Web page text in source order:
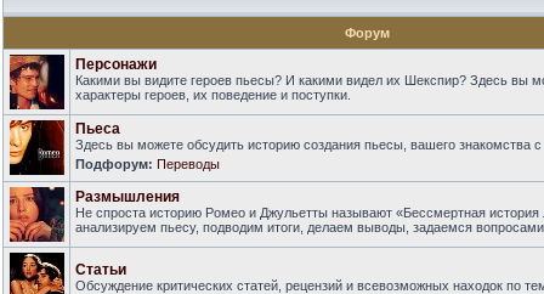
Форум
Персонажи
Какими вы видите героев пьесы? И какими видел их Шекспир? Здесь вы
характеры героев, их поведение и поступки.
Пьеса
Здесь вы можете обсудить историю создания пьесы, вашего знакомства
Подфорум: Переводы
Размышления
Не спроста историю Ромео и Джульетты называют «Бессмертная
анализируем пьесу, подводим итоги, делаем выводы, задаемся
Статьи
Обсуждение критических статей, рецензий и всевозможных находок по